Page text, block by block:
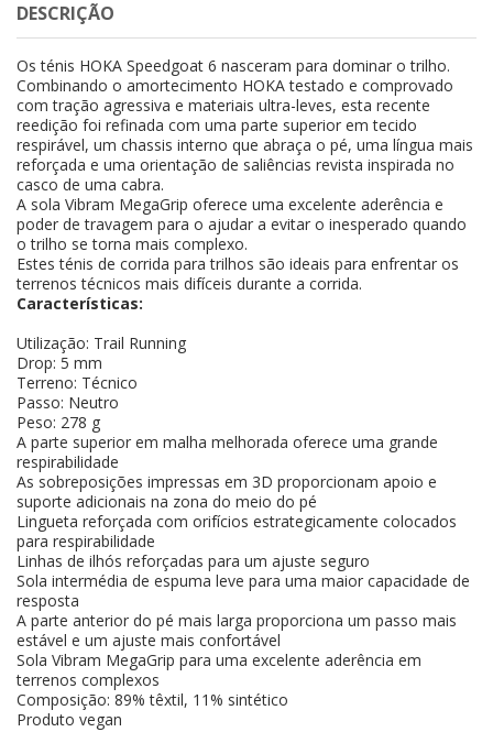
DESCRIÇÃO
Os ténis HOKA Speedgoat 6 nasceram para dominar o trilho.
Combinando o amortecimento HOKA testado e comprovado
com tração agressiva e materiais ultra-leves, esta recente
reedição foi refinada com uma parte superior em tecido
respirável, um chassis interno que abraça o pé, uma língua mais
reforçada e uma orientação de saliências revista inspirada no
casco de uma cabra.
A sola Vibram MegaGrip oferece uma excelente aderência e
poder de travagem para o ajudar a evitar o inesperado quando
o trilho se torna mais complexo.
Estes ténis de corrida para trilhos são ideais para enfrentar os
terrenos técnicos mais difíceis durante a corrida.
Características:
Utilização: Trail Running
Drop: 5 mm
Terreno: Técnico
Passo: Neutro
Peso: 278 g
A parte superior em malha melhorada oferece uma grande
respirabilidade
As sobreposições impressas em 3D proporcionam apoio e
suporte adicionais na zona do meio do pé
Lingueta reforçada com orifícios estrategicamente colocados
para respirabilidade
Linhas de ilhós reforçadas para um ajuste seguro
Sola intermédia de espuma leve para uma maior capacidade de
resposta
A parte anterior do pé mais larga proporciona um passo mais
estável e um ajuste mais confortável
Sola Vibram MegaGrip para uma excelente aderência em
terrenos complexos
Composição: 89% têxtil, 11% sintético
Produto vegan